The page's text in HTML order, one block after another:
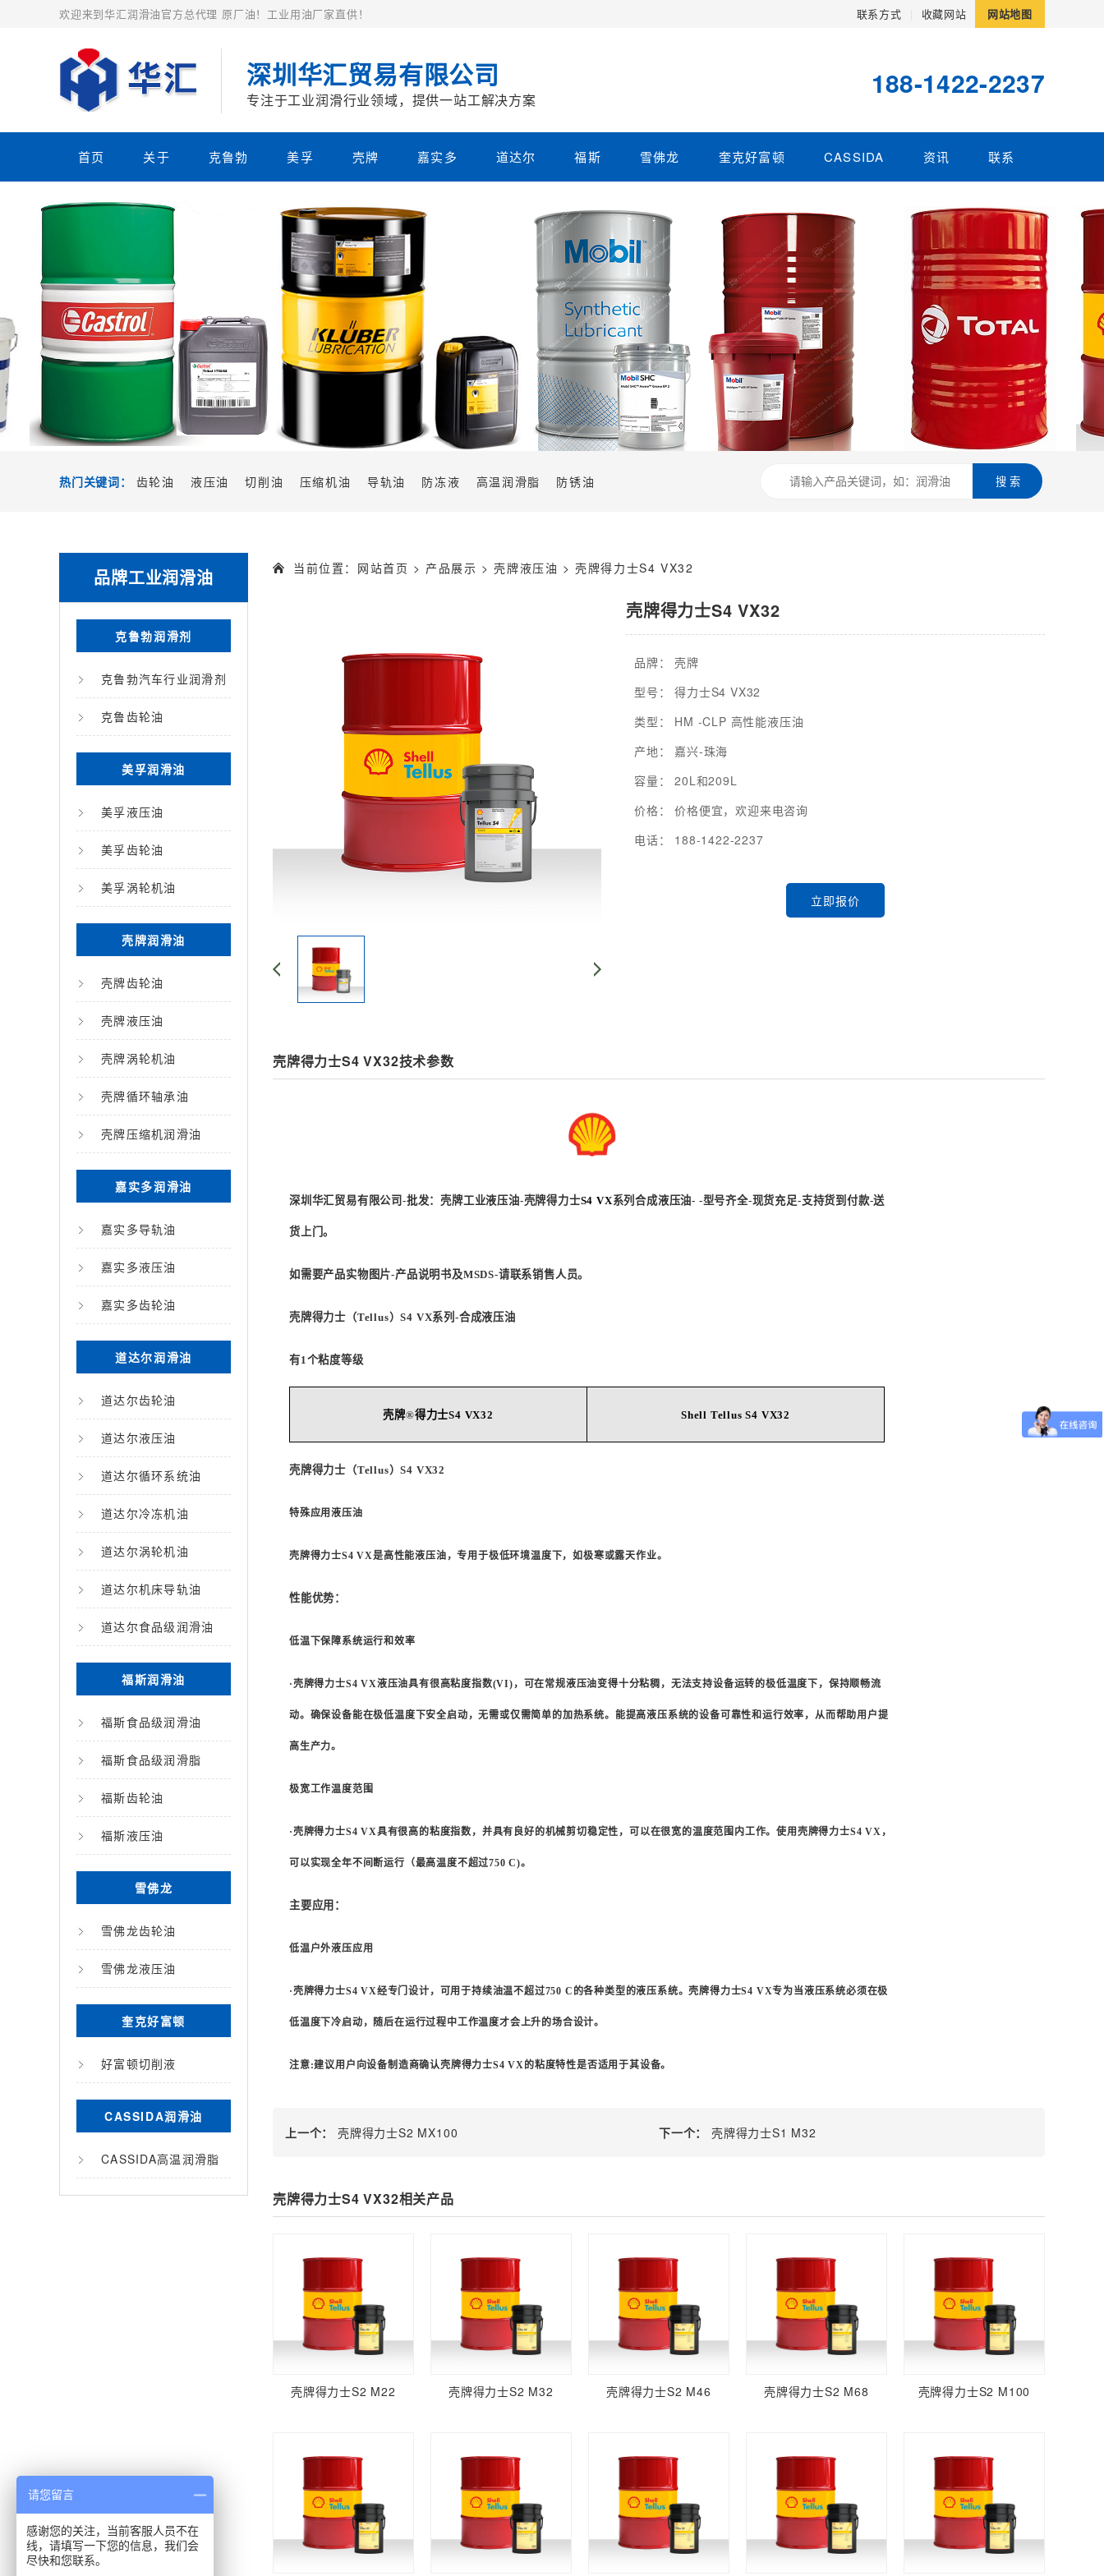
联系方式 收藏网站 网站地图
欢迎来到华汇润滑油官方总代理 原厂油！工业用油厂家直供！
深圳华汇贸易有限公司
专注于工业润滑行业领域，提供一站工解决方案 188-1422-2237
首页 关于 克鲁勃 美孚 壳牌 嘉实多 道达尔 福斯 雪佛龙 奎克好富顿 CASSIDA 资讯 联系
热门关键词： 齿轮油 液压油 切削油 压缩机油 导轨油 防冻液 高温润滑脂 防锈油 搜 索
品牌工业润滑油
克鲁勃润滑剂
克鲁勃汽车行业润滑剂
克鲁齿轮油
美孚润滑油
美孚液压油
美孚齿轮油
美孚涡轮机油
壳牌润滑油
壳牌齿轮油
壳牌液压油
壳牌涡轮机油
壳牌循环轴承油
壳牌压缩机润滑油
嘉实多润滑油
嘉实多导轨油
嘉实多液压油
嘉实多齿轮油
道达尔润滑油
道达尔齿轮油
道达尔液压油
道达尔循环系统油
道达尔冷冻机油
道达尔涡轮机油
道达尔机床导轨油
道达尔食品级润滑油
福斯润滑油
福斯食品级润滑油
福斯食品级润滑脂
福斯齿轮油
福斯液压油
雪佛龙
雪佛龙齿轮油
雪佛龙液压油
奎克好富顿
好富顿切削液
CASSIDA润滑油
CASSIDA高温润滑脂
当前位置： 网站首页 > 产品展示 > 壳牌液压油 > 壳牌得力士S4 VX32
壳牌得力士S4 VX32
品牌： 壳牌
型号： 得力士S4 VX32
类型： HM -CLP 高性能液压油
产地： 嘉兴-珠海
容量： 20L和209L
价格： 价格便宜，欢迎来电咨询
电话： 188-1422-2237
立即报价
壳牌得力士S4 VX32技术参数
深圳华汇贸易有限公司-批发：壳牌工业液压油-壳牌得力士S4 VX系列合成液压油- -型号齐全-现货充足-支持货到付款-送
货上门。
如需要产品实物图片-产品说明书及MSDS-请联系销售人员。
壳牌得力士（Tellus）S4 VX系列-合成液压油
有1个粘度等级
壳牌®得力士S4 VX32 Shell Tellus S4 VX32
壳牌得力士（Tellus）S4 VX32
特殊应用液压油
壳牌得力士S4 VX是高性能液压油，专用于极低环境温度下，如极寒或露天作业。
性能优势：
低温下保障系统运行和效率
·壳牌得力士S4 VX液压油具有很高粘度指数(VI) ，可在常规液压油变得十分粘稠，无法支持设备运转的极低温度下，保持顺畅流
动。确保设备能在极低温度下安全启动，无需或仅需简单的加热系统。能提高液压系统的设备可靠性和运行效率，从而帮助用户提
高生产力。
极宽工作温度范围
·壳牌得力士S4 VX具有很高的粘度指数，并具有良好的机械剪切稳定性，可以在很宽的温度范围内工作。使用壳牌得力士S4 VX ，
可以实现全年不间断运行（最高温度不超过750 C)。
主要应用：
低温户外液压应用
·壳牌得力士S4 VX经专门设计，可用于持续油温不超过750 C 的各种类型的液压系统。壳牌得力士S4 VX专为当液压系统必须在极
低温度下冷启动，随后在运行过程中工作温度才会上升的场合设计。
注意:建议用户向设备制造商确认壳牌得力士S4 VX 的粘度特性是否适用于其设备。
上一个： 壳牌得力士S2 MX100 下一个： 壳牌得力士S1 M32
壳牌得力士S4 VX32相关产品
壳牌得力士S2 M22 壳牌得力士S2 M32 壳牌得力士S2 M46 壳牌得力士S2 M68 壳牌得力士S2 M100
请您留言
感谢您的关注，当前客服人员不在
线，请填写一下您的信息，我们会
尽快和您联系。